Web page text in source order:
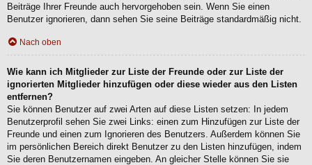
Beiträge Ihrer Freunde auch hervorgehoben sein. Wenn Sie einen
Benutzer ignorieren, dann sehen Sie seine Beiträge standardmäßig nicht.
Nach oben
Wie kann ich Mitglieder zur Liste der Freunde oder zur Liste der
ignorierten Mitglieder hinzufügen oder diese wieder aus den Listen
entfernen?
Sie können Benutzer auf zwei Arten auf diese Listen setzen: In jedem
Benutzerprofil sehen Sie zwei Links: einen zum Hinzufügen zur Liste der
Freunde und einen zum Ignorieren des Benutzers. Außerdem können Sie
im persönlichen Bereich direkt Benutzer zu den Listen hinzufügen, indem
Sie deren Benutzernamen eingeben. An gleicher Stelle können Sie sie